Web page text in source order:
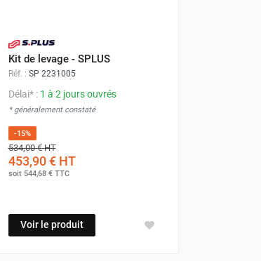
Kit de levage - SPLUS
Réf. : SP 2231005
Délai* : 1 à 2 jours ouvrés
* généralement constaté
-15%
534,00 €HT
453,90 €HT
soit 544,68 €TTC
Voir le produit